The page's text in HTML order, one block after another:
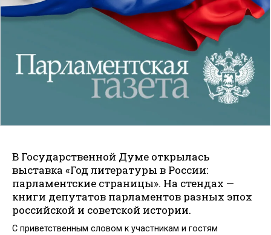
В Государственной Думе открылась
выставка «Год литературы в России:
парламентские страницы». На стендах —
книги депутатов парламентов разных эпох
российской и советской истории.
С приветственным словом к участникам и гостям